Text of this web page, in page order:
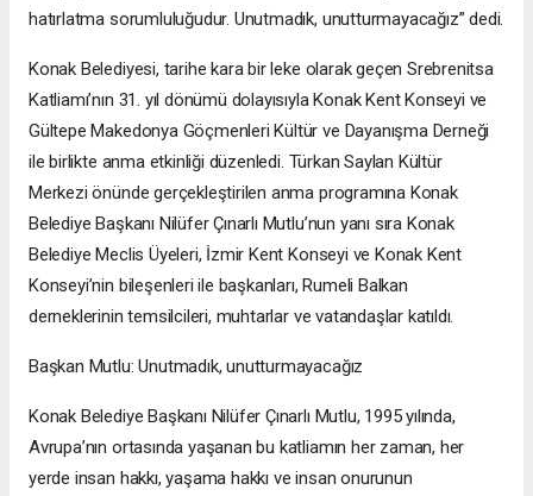
hatırlatma sorumluluğudur. Unutmadık, unutturmayacağız” dedi.
Konak Belediyesi, tarihe kara bir leke olarak geçen Srebrenitsa
Katliamı’nın 31. yıl dönümü dolayısıyla Konak Kent Konseyi ve
Gültepe Makedonya Göçmenleri Kültür ve Dayanışma Derneği
ile birlikte anma etkinliği düzenledi. Türkan Saylan Kültür
Merkezi önünde gerçekleştirilen anma programına Konak
Belediye Başkanı Nilüfer Çınarlı Mutlu’nun yanı sıra Konak
Belediye Meclis Üyeleri, İzmir Kent Konseyi ve Konak Kent
Konseyi’nin bileşenleri ile başkanları, Rumeli Balkan
derneklerinin temsilcileri, muhtarlar ve vatandaşlar katıldı.
Başkan Mutlu: Unutmadık, unutturmayacağız
Konak Belediye Başkanı Nilüfer Çınarlı Mutlu, 1995 yılında,
Avrupa’nın ortasında yaşanan bu katliamın her zaman, her
yerde insan hakkı, yaşama hakkı ve insan onurunun